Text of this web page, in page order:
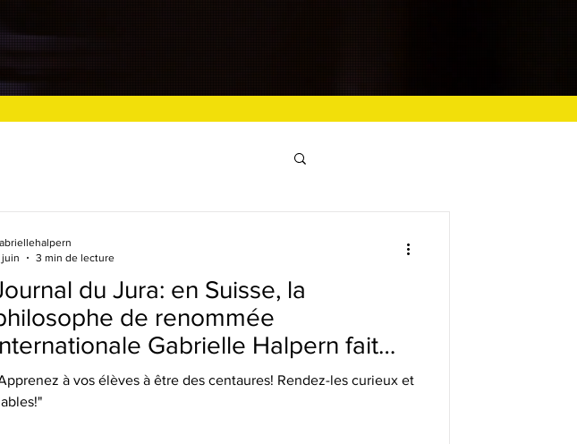
du Jura: en Suisse, la
de renommée
Gabrielle Halpern fait
de l'hybridation
à vos élèves à être des centaures! Rendez-les curieux et
juin
3 min de lecture